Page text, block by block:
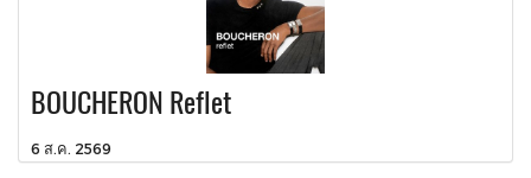
BOUCHERON Reflet
6 ส.ค. 2569